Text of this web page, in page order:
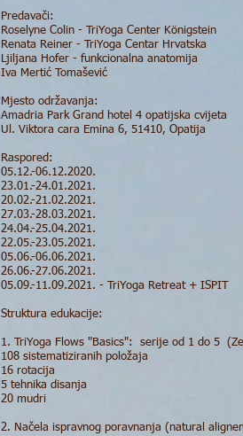
Predavači:
Roselyne Colin - TriYoga Center Königstein
Renata Reiner - TriYoga Centar Hrvatska
Ljiljana Hofer - funkcionalna anatomija
Iva Mertić Tomašević
Mjesto održavanja:
Amadria Park Grand hotel 4 opatijska cvijeta
Ul. Viktora cara Emina 6, 51410, Opatija
Raspored:
05.12.-06.12.2020.
23.01.-24.01.2021.
20.02.-21.02.2021.
27.03.-28.03.2021.
24.04.-25.04.2021.
22.05.-23.05.2021.
05.06.-06.06.2021.
26.06.-27.06.2021.
05.09.-11.09.2021. - TriYoga Retreat + ISPIT
Struktura edukacije:
1. TriYoga Flows "Basics": serije od 1 do 5
108 sistematiziranih položaja
16 rotacija
5 tehnika disanja
20 mudri
2. Načela ispravnog poravnanja (natural